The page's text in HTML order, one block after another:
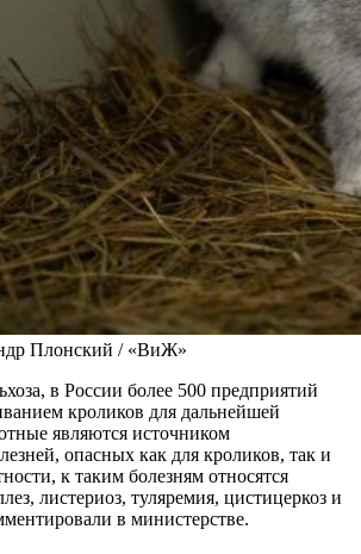
Плонский / «ВиЖ»
в России более 500 предприятий
кроликов для дальнейшей
являются источником
опасных как для кроликов, так и
к таким болезням относятся
листериоз, туляремия, цистицеркоз и
в министерстве.